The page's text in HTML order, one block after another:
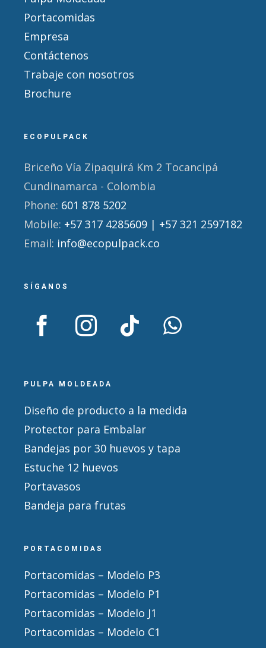
Portacomidas
Empresa
Contáctenos
Trabaje con nosotros
Brochure
ECOPULPACK
Briceño Vía Zipaquirá Km 2 Tocancipá
Cundinamarca - Colombia
Phone: 601 878 5202
Mobile: +57 317 4285609 | +57 321 2597182
Email: info@ecopulpack.co
SÍGANOS
PULPA MOLDEADA
Diseño de producto a la medida
Protector para Embalar
Bandejas por 30 huevos y tapa
Estuche 12 huevos
Portavasos
Bandeja para frutas
PORTACOMIDAS
Portacomidas – Modelo P3
Portacomidas – Modelo P1
Portacomidas – Modelo J1
Portacomidas – Modelo C1